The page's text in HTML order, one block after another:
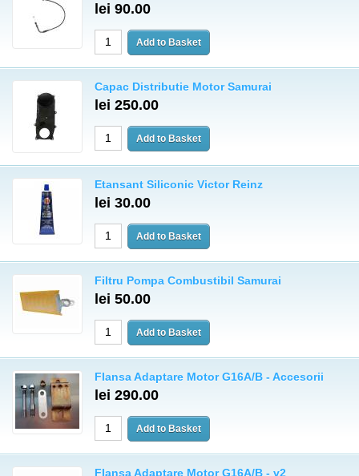
lei 90.00
Capac Distributie Motor Samurai
lei 250.00
Etansant Siliconic Victor Reinz
lei 30.00
Filtru Pompa Combustibil Samurai
lei 50.00
Flansa Adaptare Motor G16A/B - Accesorii
lei 290.00
Flansa Adaptare Motor G16A/B - v2